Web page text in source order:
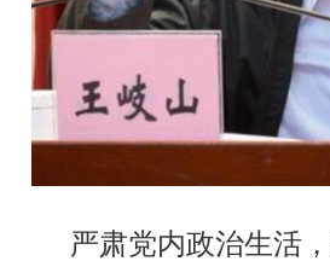
严肃党内政治生活